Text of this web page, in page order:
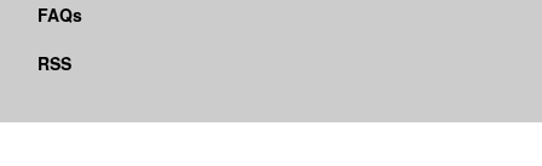
FAQs
RSS